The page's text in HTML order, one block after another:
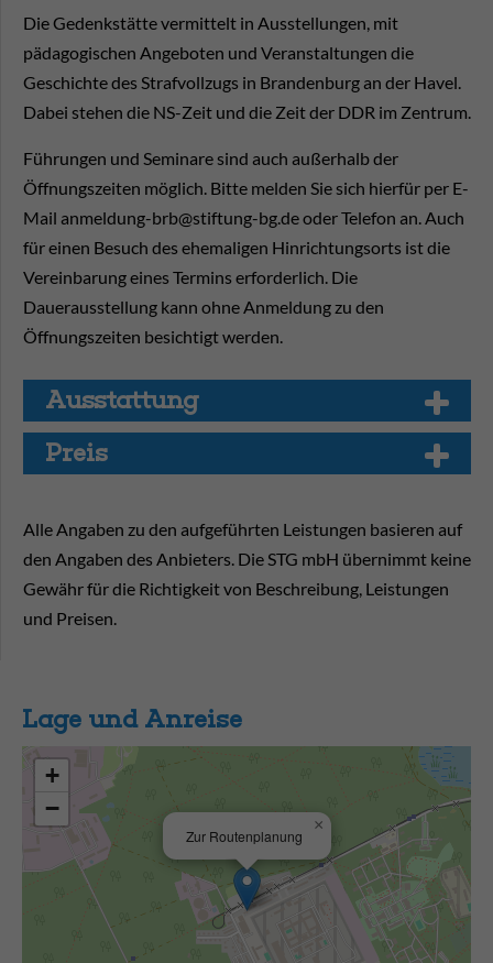
Die Gedenkstätte vermittelt in Ausstellungen, mit
pädagogischen Angeboten und Veranstaltungen die
Geschichte des Strafvollzugs in Brandenburg an der Havel.
Dabei stehen die NS-Zeit und die Zeit der DDR im Zentrum.
Führungen und Seminare sind auch außerhalb der
Öffnungszeiten möglich. Bitte melden Sie sich hierfür per E-
Mail anmeldung-brb@stiftung-bg.de oder Telefon an. Auch
für einen Besuch des ehemaligen Hinrichtungsorts ist die
Vereinbarung eines Termins erforderlich. Die
Dauerausstellung kann ohne Anmeldung zu den
Öffnungszeiten besichtigt werden.
Aus­stat­tung
Preis
Alle Angaben zu den aufgeführten Leistungen basieren auf
den Angaben des Anbieters. Die STG mbH übernimmt keine
Gewähr für die Richtigkeit von Beschreibung, Leistungen
und Preisen.
Lage und Anreise
Zur Routenplanung
×
+
−